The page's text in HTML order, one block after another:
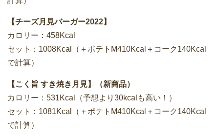
【チーズ月見バーガー2022】
カロリー：458Kcal
セット：1008Kcal（＋ポテトM410Kcal＋コーク140Kcal
で計算）
【こく旨 すき焼き月見】（新商品）
カロリー：531Kcal（予想より30kcalも高い！）
セット：1081Kcal（＋ポテトM410Kcal＋コーク140Kcal
で計算）